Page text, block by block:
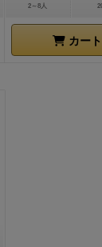
2～8人
カー